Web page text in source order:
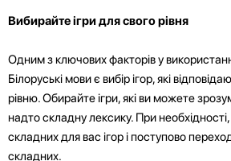
Вибирайте ігри для свого рівня
Одним з ключових факторів у
Білоруські мови є вибір ігор, які
рівню. Обирайте ігри, які ви можете
надто складну лексику. При
складних для вас ігор і поступово
складних.